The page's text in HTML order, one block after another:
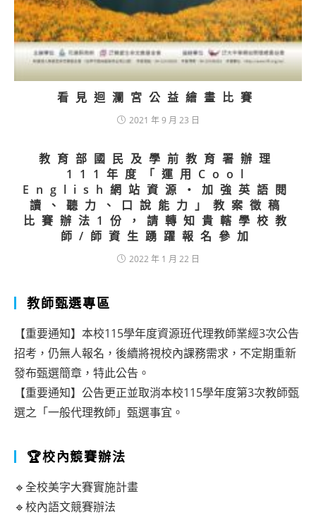
看見迴瀾宮公益繪畫比賽
2021 年 9 月 23 日
教育部國民及學前教育署辦理
111年度「運用Cool
English網站資源‧加強英語閱
讀、聽力、口說能力」教案徵稿
比賽辦法1份，請轉知貴轄學校教
師/師資生踴躍報名參加
2022 年 1 月 22 日
教師甄選專區
【重要通知】本校115學年度資源班代理教師業經3次公告
招考，仍無人報名，後續將視校內課務需求，不定期重新
發布甄選簡章，特此公告。
【重要通知】公告更正並取消本校115學年度第3次教師甄
選之「一般代理教師」甄選事宜。
🏆校內競賽辦法
🔹全校美字大賽實施計畫
🔹校內語文競賽辦法